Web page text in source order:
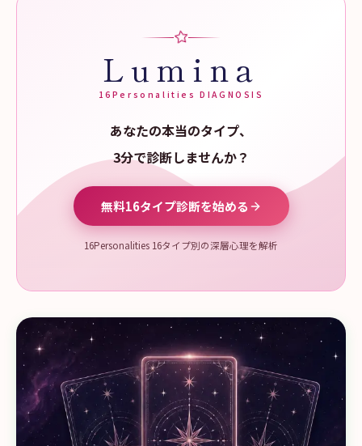
Lumina
16Personalities DIAGNOSIS
あなたの本当のタイプ、
3分で診断しませんか？
無料16タイプ診断を始める
16Personalities 16タイプ別の深層心理を解析